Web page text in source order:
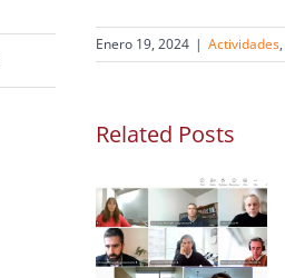
Enero 19, 2024 | Actividades,
Related Posts